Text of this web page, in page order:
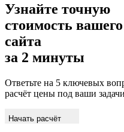
Узнайте точную
стоимость вашего
сайта
за 2 минуты
Ответьте на 5 ключевых
расчёт цены под ваши
Начать расчёт